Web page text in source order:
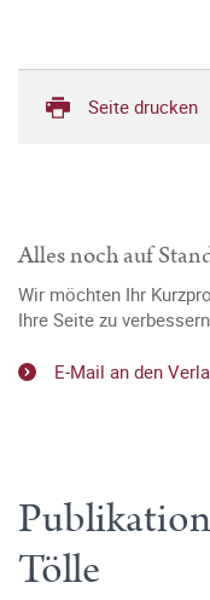
Seite drucken
Alles noch auf
Wir möchten Ihr
Ihre Seite zu
E-Mail an den
Tölle